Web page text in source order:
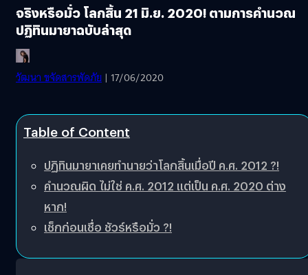
จริงหรือมั่ว โลกสิ้น 21 มิ.ย. 2020! ตามการคำนวณ
ปฏิทินมายาฉบับล่าสุด
วัฒนา ขจัดสารพัดภัย | 17/06/2020
Table of Content
ปฏิทินมายาเคยทำนายว่าโลกสิ้นเมื่อปี ค.ศ. 2012 ?!
คำนวณผิด ไม่ใช่ ค.ศ. 2012 แต่เป็น ค.ศ. 2020 ต่าง
หาก!
เช็กก่อนเชื่อ ชัวร์หรือมั่ว ?!